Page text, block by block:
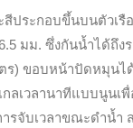
ประกอบขึ้นบนตัวเรื
มม. ซึ่งกันน้ำได้ถึง
ตร) ขอบหน้าปัดหมุนไ
กลเวลานาทีแบบนูนเ
รจับเวลาขณะดำน้ำ